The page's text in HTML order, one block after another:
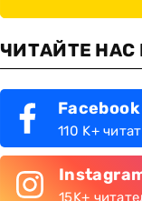
ЧИТАЙТЕ НАС
Facebook
110 K+
15K+